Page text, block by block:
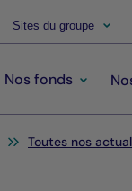
Sites du groupe
Nos fonds
Toutes nos